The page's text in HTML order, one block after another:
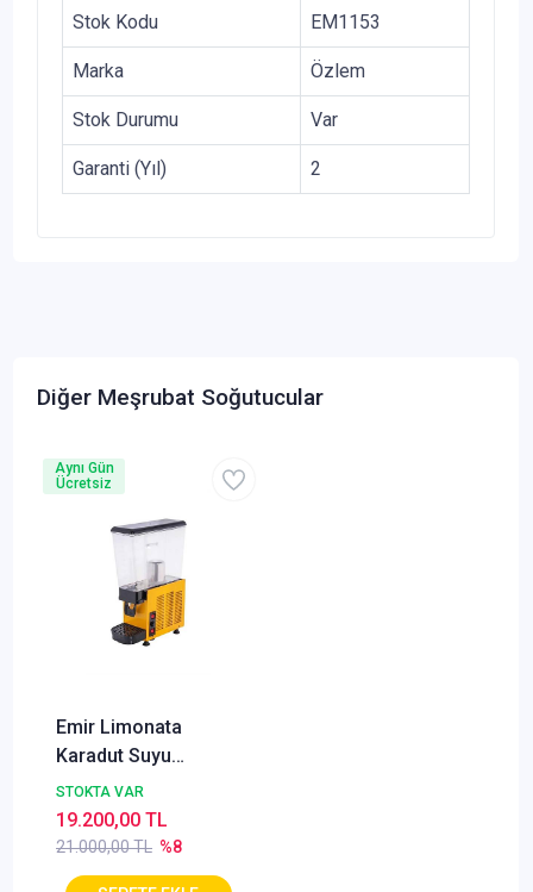
Stok Kodu EM1153
Marka Özlem
Stok Durumu Var
Garanti (Yıl) 2
Diğer Meşrubat Soğutucular
Emir Limonata
Karadut Suyu
Soğutma Makinası
Şerbet Şerbetlik 20
Litre
STOKTA VAR
21.000,00 TL %8
19.200,00 TL
Aynı Gün
Ücretsiz